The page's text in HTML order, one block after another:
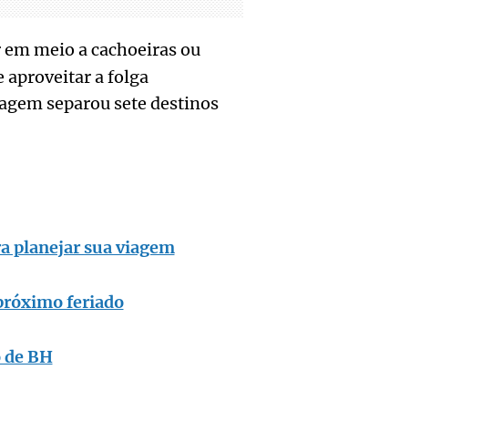
meio a cachoeiras ou
aproveitar a folga
separou sete destinos
planejar sua viagem
feriado
BH